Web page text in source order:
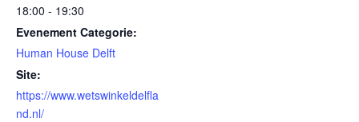
18:00 - 19:30
Evenement Categorie:
Human House Delft
Site:
https://www.wetswinkeldelfla
nd.nl/